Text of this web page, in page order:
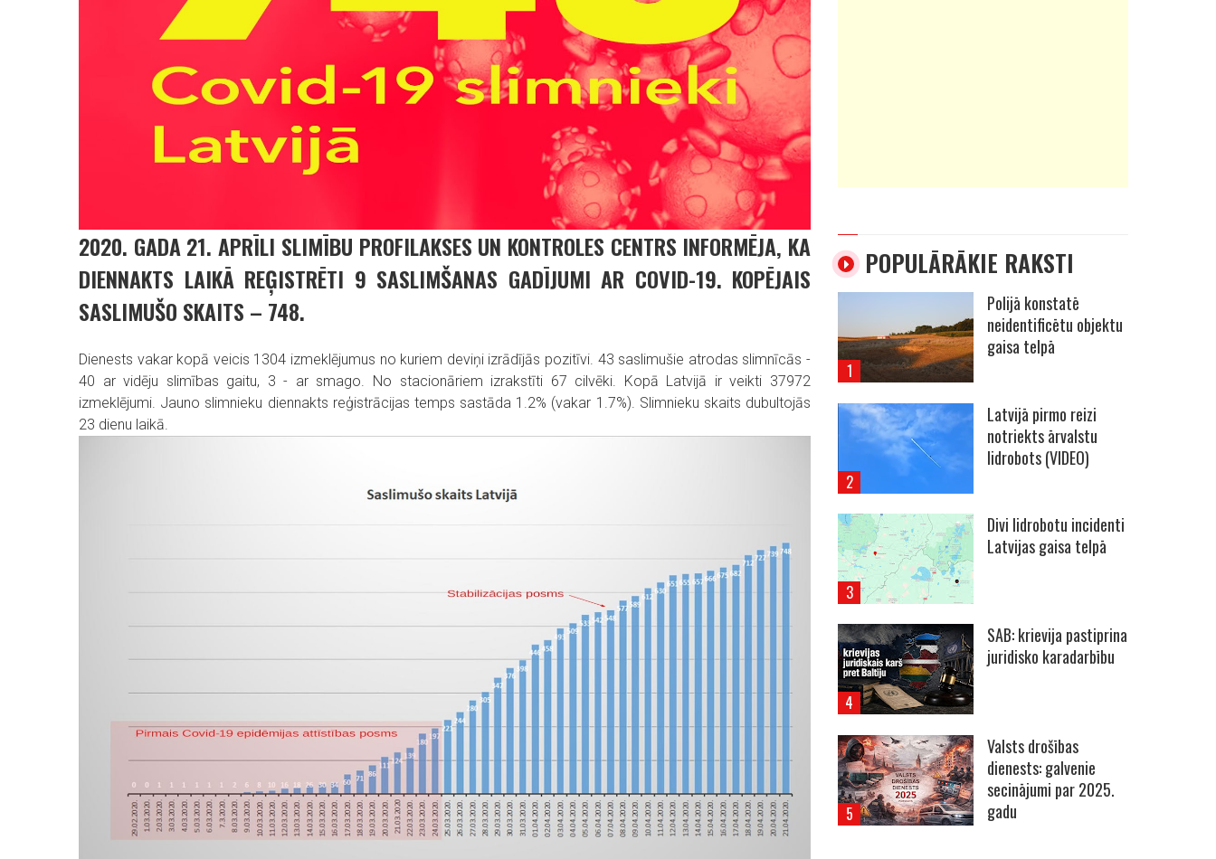
2020. GADA 21. APRĪLI SLIMĪBU PROFILAKSES UN KONTROLES CENTRS INFORMĒJA, KA
DIENNAKTS LAIKĀ REĢISTRĒTI 9 SASLIMŠANAS GADĪJUMI AR COVID-19. KOPĒJAIS
SASLIMUŠO SKAITS – 748.
Dienests vakar kopā veicis 1304 izmeklējumus no kuriem deviņi izrādījās pozitīvi. 43 saslimušie atrodas slimnīcās -
40 ar vidēju slimības gaitu, 3 - ar smago. No stacionāriem izrakstīti 67 cilvēki. Kopā Latvijā ir veikti 37972
izmeklējumi. Jauno slimnieku diennakts reģistrācijas temps sastāda 1.2% (vakar 1.7%). Slimnieku skaits dubultojās
23 dienu laikā.
POPULĀRĀKIE RAKSTI
Polijā konstatē
neidentificētu objektu
gaisa telpā
Latvijā pirmo reizi
notriekts ārvalstu
lidrobots (VIDEO)
Divi lidrobotu incidenti
Latvijas gaisa telpā
SAB: krievija pastiprina
juridisko karadarbību
Valsts drošības
dienests: galvenie
secinājumi par 2025.
gadu